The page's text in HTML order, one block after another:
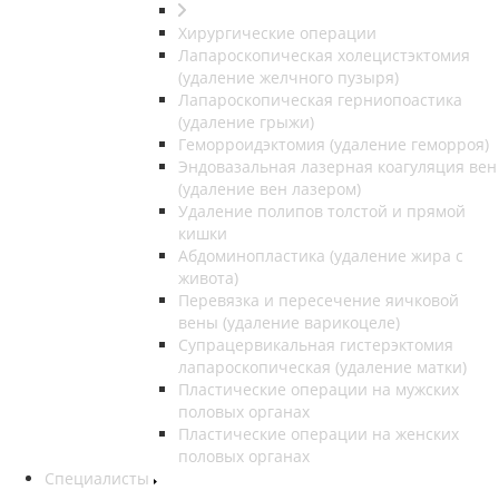
Хирургические операции
Лапароскопическая холецистэктомия
(удаление желчного пузыря)
Лапароскопическая герниопоастика
(удаление грыжи)
Геморроидэктомия (удаление геморроя)
Эндовазальная лазерная коагуляция вен
(удаление вен лазером)
Удаление полипов толстой и прямой
кишки
Абдоминопластика (удаление жира с
живота)
Перевязка и пересечение яичковой
вены (удаление варикоцеле)
Супрацервикальная гистерэктомия
лапароскопическая (удаление матки)
Пластические операции на мужских
половых органах
Пластические операции на женских
половых органах
Специалисты